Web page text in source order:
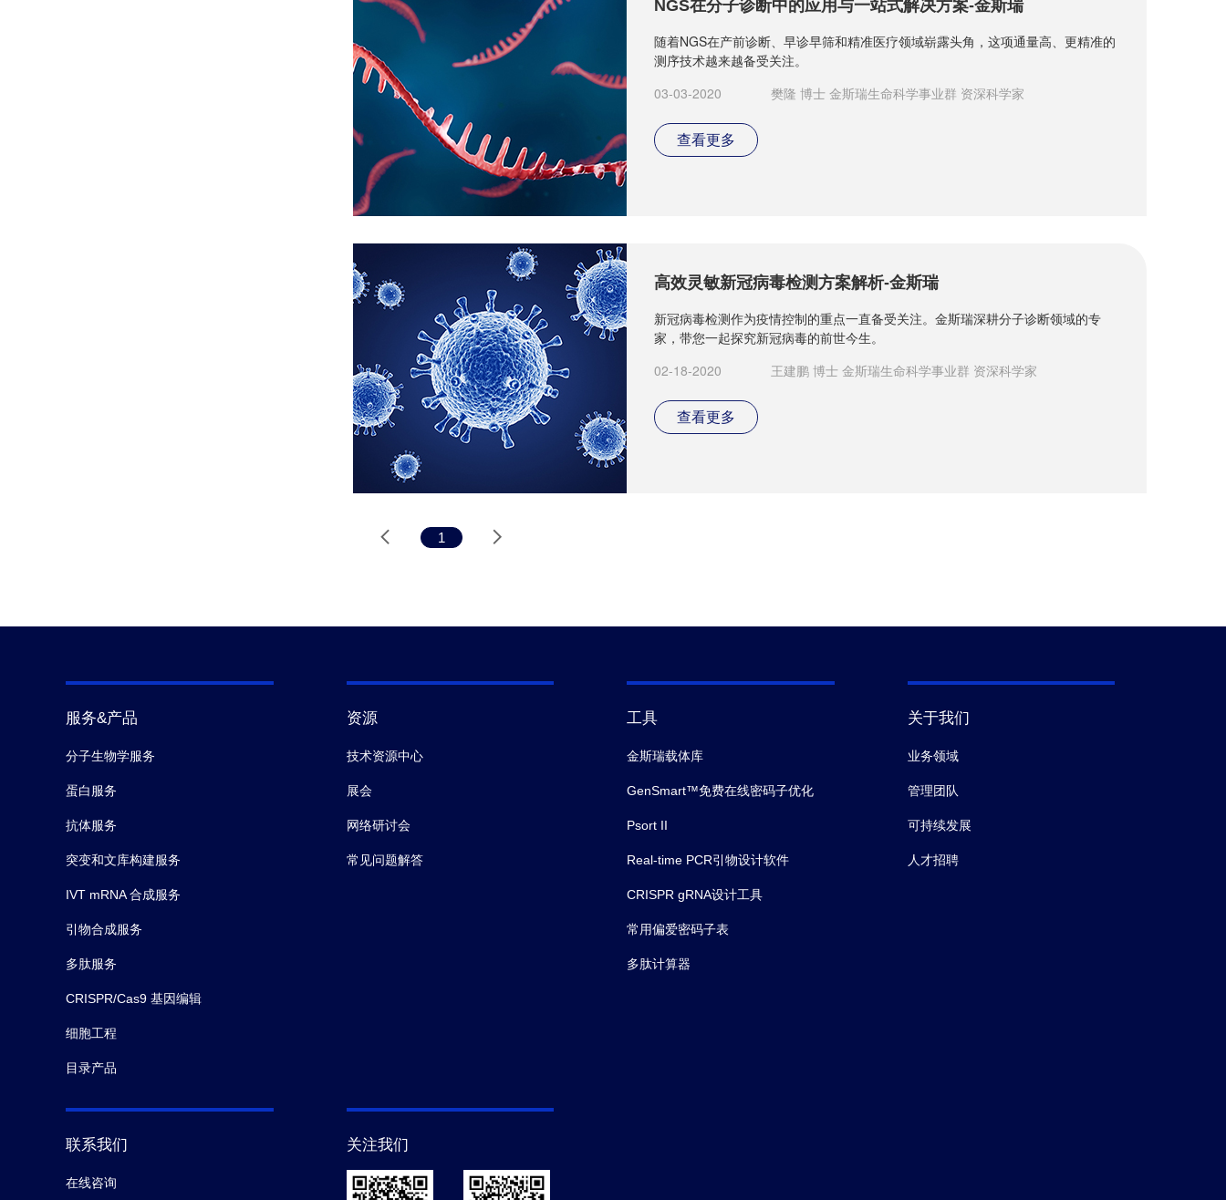
NGS在分子诊断中的应用与一站式解决方案-金斯瑞
随着NGS在产前诊断、早诊早筛和精准医疗领域崭露头角，这项通量高、更精准的
测序技术越来越备受关注。
03-03-2020
樊隆 博士 金斯瑞生命科学事业群 资深科学家
查看更多
高效灵敏新冠病毒检测方案解析-金斯瑞
新冠病毒检测作为疫情控制的重点一直备受关注。金斯瑞深耕分子诊断领域的专
家，带您一起探究新冠病毒的前世今生。
02-18-2020
王建鹏 博士 金斯瑞生命科学事业群 资深科学家
查看更多
1
服务&产品
分子生物学服务
蛋白服务
抗体服务
突变和文库构建服务
IVT mRNA 合成服务
引物合成服务
多肽服务
CRISPR/Cas9 基因编辑
细胞工程
目录产品
资源
技术资源中心
展会
网络研讨会
常见问题解答
工具
金斯瑞载体库
GenSmart™免费在线密码子优化
Psort II
Real-time PCR引物设计软件
CRISPR gRNA设计工具
常用偏爱密码子表
多肽计算器
关于我们
业务领域
管理团队
可持续发展
人才招聘
联系我们
在线咨询
关注我们